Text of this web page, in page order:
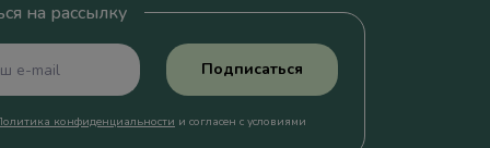
на рассылку
Подписаться
конфиденциальности и согласен с условиями